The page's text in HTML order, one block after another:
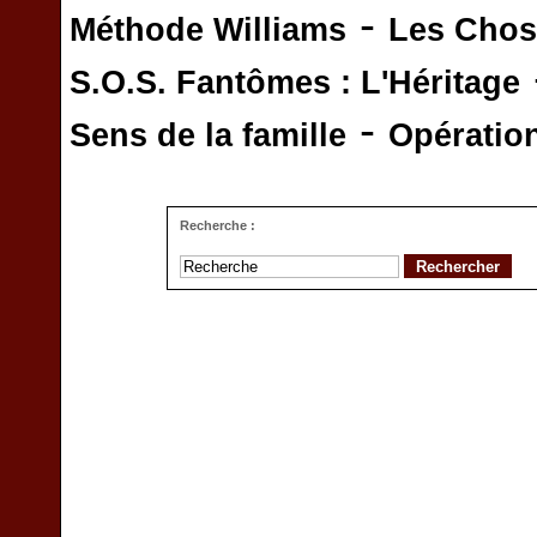
Méthode Williams - Les
S.O.S. Fantômes : L'Héritage
Sens de la famille -
Recherche :